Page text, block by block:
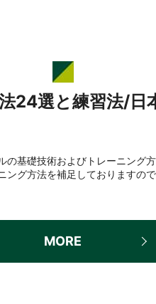
24選と練習法/日
の基礎技術およびトレーニング
ング方法を補足しておりますの
MORE